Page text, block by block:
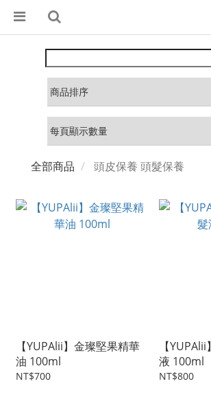
全部商品 頭皮保養 頭髮保養
【YUPAlii】金璨堅果精華
油 100ml
NT$700
【
液 100ml
NT$800